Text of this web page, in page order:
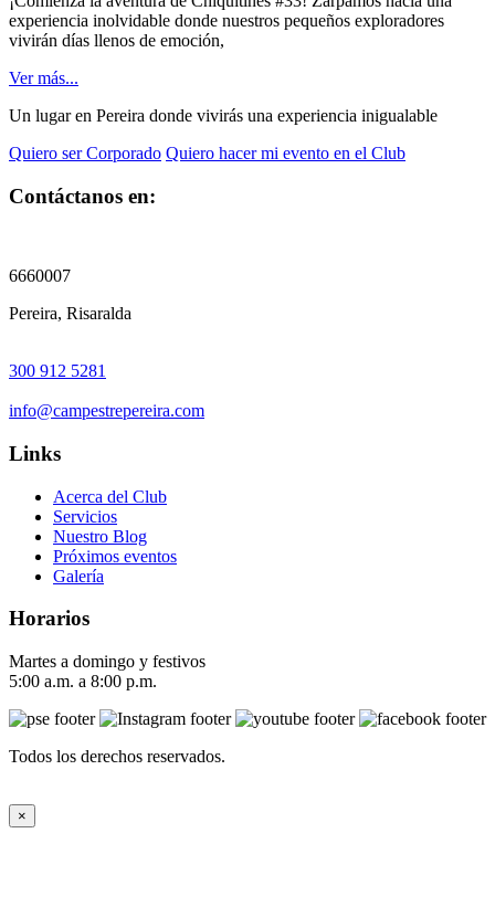
experiencia inolvidable donde nuestros pequeños exploradores
vivirán días llenos de emoción,
Ver más...
Un lugar en Pereira donde vivirás una experiencia inigualable
Quiero ser Corporado Quiero hacer mi evento en el Club
Contáctanos en:
6660007
Pereira, Risaralda
300 912 5281
info@campestrepereira.com
Links
Acerca del Club
Servicios
Nuestro Blog
Próximos eventos
Galería
Horarios
Martes a domingo y festivos
5:00 a.m. a 8:00 p.m.
Todos los derechos reservados.
×